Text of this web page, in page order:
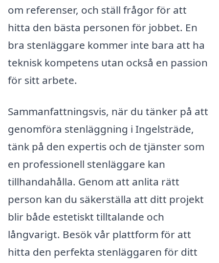
om referenser, och ställ frågor för att
hitta den bästa personen för jobbet. En
bra stenläggare kommer inte bara att ha
teknisk kompetens utan också en passion
för sitt arbete.
Sammanfattningsvis, när du tänker på att
genomföra stenläggning i Ingelsträde,
tänk på den expertis och de tjänster som
en professionell stenläggare kan
tillhandahålla. Genom att anlita rätt
person kan du säkerställa att ditt projekt
blir både estetiskt tilltalande och
långvarigt. Besök vår plattform för att
hitta den perfekta stenläggaren för ditt